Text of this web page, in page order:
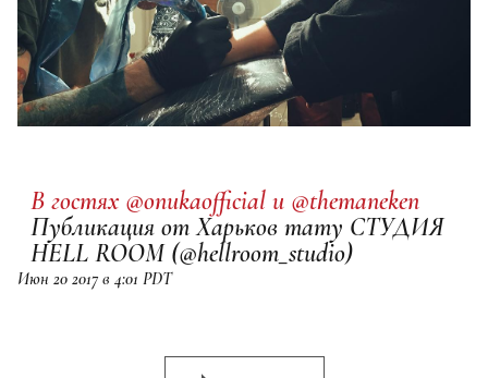
В гостях @onukaofficial и @themaneken
Публикация от Харьков тату СТУДИЯ
HELL ROOM (@hellroom_studio)
Июн 20 2017 в 4:01 PDT